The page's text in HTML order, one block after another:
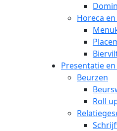
Horeca
Presentatie
Beurzen
Roll